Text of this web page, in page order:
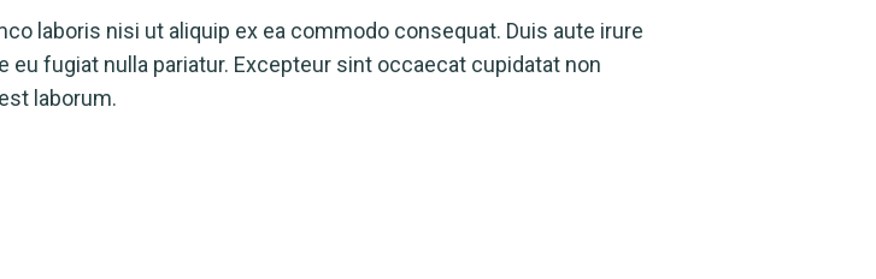
laboris nisi ut aliquip ex ea commodo consequat. Duis aute irure
fugiat nulla pariatur. Excepteur sint occaecat cupidatat non
laborum.